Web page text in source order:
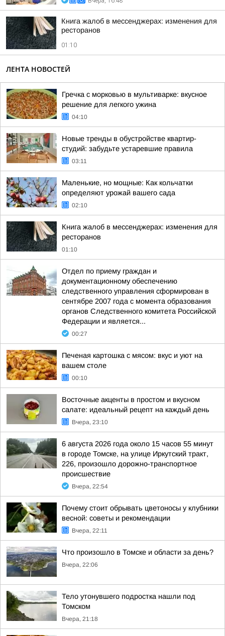
Книга жалоб в мессенджерах: изменения для
ресторанов
01:10
ЛЕНТА НОВОСТЕЙ
Гречка с морковью в мультиварке: вкусное
решение для легкого ужина
04:10
Новые тренды в обустройстве квартир-
студий: забудьте устаревшие правила
03:11
Маленькие, но мощные: Как кольчатки
определяют урожай вашего сада
02:10
Книга жалоб в мессенджерах: изменения для
ресторанов
01:10
Отдел по приему граждан и
документационному обеспечению
следственного управления сформирован в
сентябре 2007 года с момента образования
органов Следственного комитета Российской
Федерации и является...
00:27
Печеная картошка с мясом: вкус и уют на
вашем столе
00:10
Восточные акценты в простом и вкусном
салате: идеальный рецепт на каждый день
Вчера, 23:10
6 августа 2026 года около 15 часов 55 минут
в городе Томске, на улице Иркутский тракт,
226, произошло дорожно-транспортное
происшествие
Вчера, 22:54
Почему стоит обрывать цветоносы у клубники
весной: советы и рекомендации
Вчера, 22:11
Что произошло в Томске и области за день?
Вчера, 22:06
Тело утонувшего подростка нашли под
Томском
Вчера, 21:18